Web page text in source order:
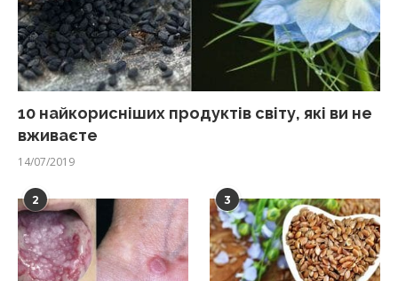
10 найкорисніших продуктів світу, які ви не
вживаєте
14/07/2019
2 3